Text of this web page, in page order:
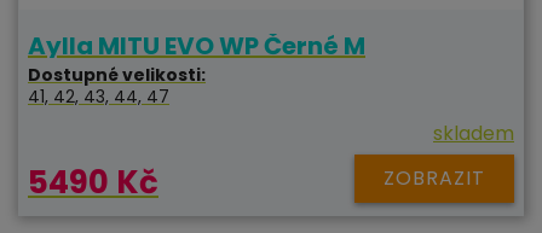
Aylla MITU EVO WP Černé M
Dostupné velikosti:
41, 42, 43, 44, 47
skladem
5490 Kč ZOBRAZIT